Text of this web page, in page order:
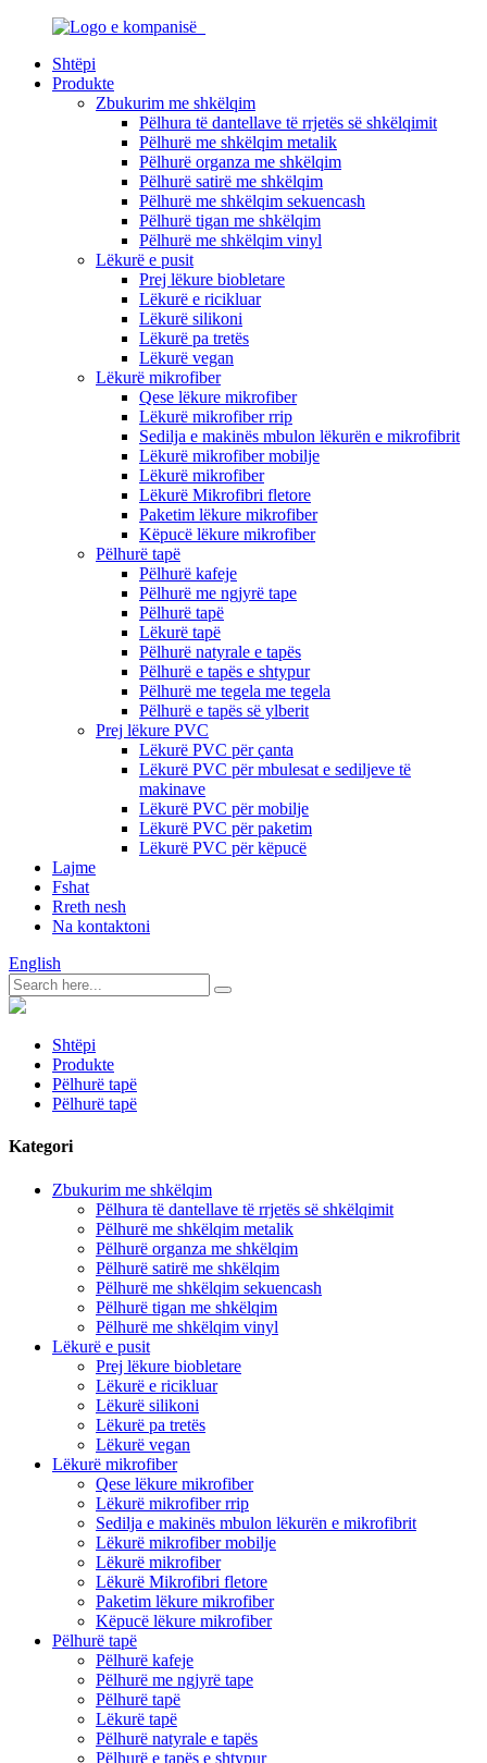
Shtëpi
Produkte
Zbukurim me shkëlqim
Pëlhura të dantellave të rrjetës së shkëlqimit
Pëlhurë me shkëlqim metalik
Pëlhurë organza me shkëlqim
Pëlhurë satirë me shkëlqim
Pëlhurë me shkëlqim sekuencash
Pëlhurë tigan me shkëlqim
Pëlhurë me shkëlqim vinyl
Lëkurë e pusit
Prej lëkure biobletare
Lëkurë e ricikluar
Lëkurë silikoni
Lëkurë pa tretës
Lëkurë vegan
Lëkurë mikrofiber
Qese lëkure mikrofiber
Lëkurë mikrofiber rrip
Sedilja e makinës mbulon lëkurën e mikrofibrit
Lëkurë mikrofiber mobilje
Lëkurë mikrofiber
Lëkurë Mikrofibri fletore
Paketim lëkure mikrofiber
Këpucë lëkure mikrofiber
Pëlhurë tapë
Pëlhurë kafeje
Pëlhurë me ngjyrë tape
Pëlhurë tapë
Lëkurë tapë
Pëlhurë natyrale e tapës
Pëlhurë e tapës e shtypur
Pëlhurë me tegela me tegela
Pëlhurë e tapës së ylberit
Prej lëkure PVC
Lëkurë PVC për çanta
Lëkurë PVC për mbulesat e sediljeve të
makinave
Lëkurë PVC për mobilje
Lëkurë PVC për paketim
Lëkurë PVC për këpucë
Lajme
Fshat
Rreth nesh
Na kontaktoni
English
Shtëpi
Produkte
Pëlhurë tapë
Pëlhurë tapë
Kategori
Zbukurim me shkëlqim
Pëlhura të dantellave të rrjetës së shkëlqimit
Pëlhurë me shkëlqim metalik
Pëlhurë organza me shkëlqim
Pëlhurë satirë me shkëlqim
Pëlhurë me shkëlqim sekuencash
Pëlhurë tigan me shkëlqim
Pëlhurë me shkëlqim vinyl
Lëkurë e pusit
Prej lëkure biobletare
Lëkurë e ricikluar
Lëkurë silikoni
Lëkurë pa tretës
Lëkurë vegan
Lëkurë mikrofiber
Qese lëkure mikrofiber
Lëkurë mikrofiber rrip
Sedilja e makinës mbulon lëkurën e mikrofibrit
Lëkurë mikrofiber mobilje
Lëkurë mikrofiber
Lëkurë Mikrofibri fletore
Paketim lëkure mikrofiber
Këpucë lëkure mikrofiber
Pëlhurë tapë
Pëlhurë kafeje
Pëlhurë me ngjyrë tape
Pëlhurë tapë
Lëkurë tapë
Pëlhurë natyrale e tapës
Pëlhurë e tapës e shtypur